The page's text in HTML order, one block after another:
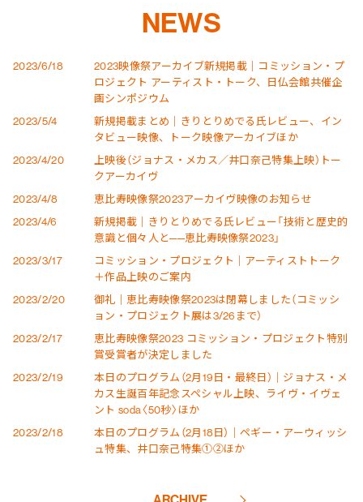
NEWS
2023/6/18
2023映像祭アーカイブ新規掲載｜コミッション・プ
ロジェクト アーティスト・トーク、日仏会館共催企
画シンポジウム
2023/5/4
新規掲載まとめ｜きりとりめでる氏レビュー、イン
タビュー映像、トーク映像アーカイブほか
2023/4/20
上映後（ジョナス・メカス／井口奈己特集上映）トー
クアーカイヴ
2023/4/8
恵比寿映像祭2023アーカイヴ映像のお知らせ
2023/4/6
新規掲載｜きりとりめでる氏レビュー「技術と歴史的
意識と個々人と──恵比寿映像祭2023」
2023/3/17
コミッション・プロジェクト｜アーティストトーク
＋作品上映のご案内
2023/2/20
御礼｜恵比寿映像祭2023は閉幕しました（コミッシ
ョン・プロジェクト展は3/26まで）
2023/2/17
恵比寿映像祭2023 コミッション・プロジェクト特別
賞受賞者が決定しました
2023/2/19
本日のプログラム（2月19日・最終日）｜ジョナス・メ
カス生誕百年記念スペシャル上映、ライヴ・イヴェ
ント soda〈50秒〉ほか
2023/2/18
本日のプログラム（2月18日）｜ペギー・アーウィッシ
ュ特集、井口奈己特集①②ほか